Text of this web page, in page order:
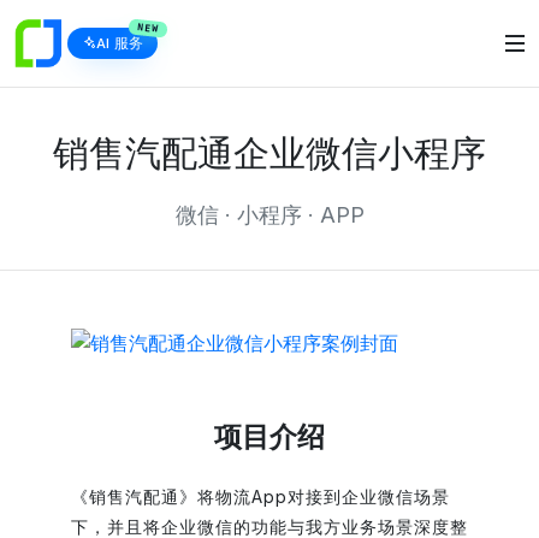
AI 服务
NEW
销售汽配通企业微信小程序
微信 · 小程序 · APP
项目介绍
《销售汽配通》将物流App对接到企业微信场景
下，并且将企业微信的功能与我方业务场景深度整